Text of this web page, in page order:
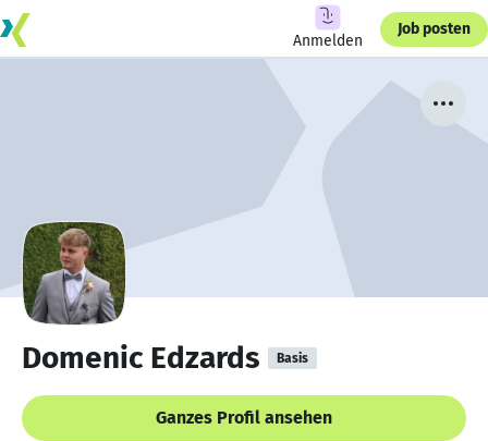
Anmelden
Job posten
Domenic Edzards Basis
Ganzes Profil ansehen